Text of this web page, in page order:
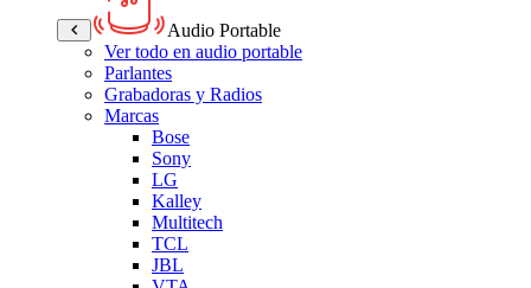
Audio Portable
Ver todo en audio portable
Parlantes
Grabadoras y Radios
Marcas
Bose
Sony
LG
Kalley
Multitech
TCL
JBL